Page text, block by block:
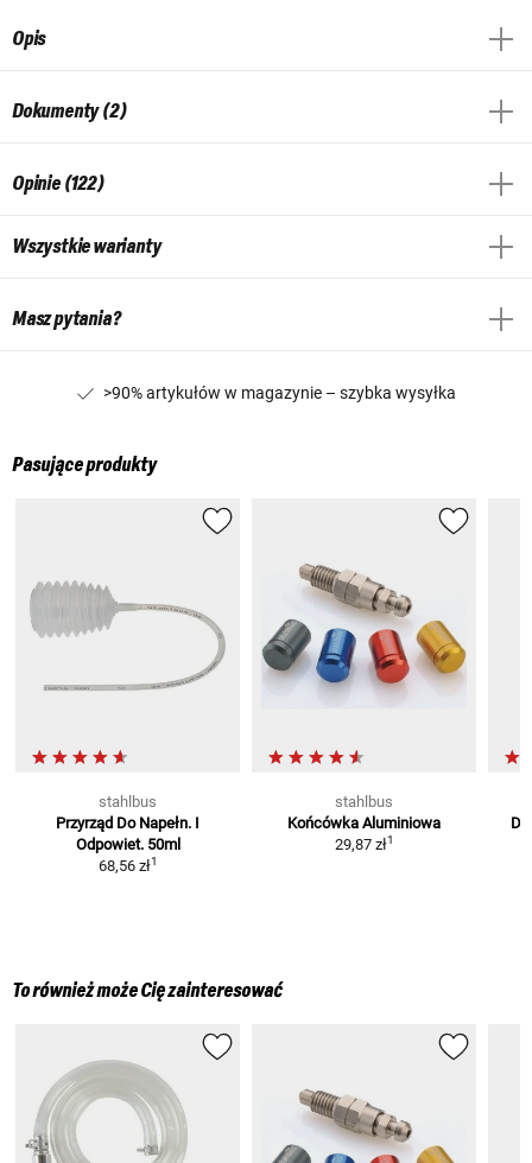
Opis
Dokumenty (2)
Opinie (122)
Wszystkie warianty
Masz pytania?
>90% artykułów w magazynie – szybka wysyłka
Pasujące produkty
stahlbus
Przyrząd Do Napełn. I
Odpowiet. 50ml
68,56 zł1
stahlbus
Końcówka Aluminiowa
29,87 zł1
To również może Cię zainteresować